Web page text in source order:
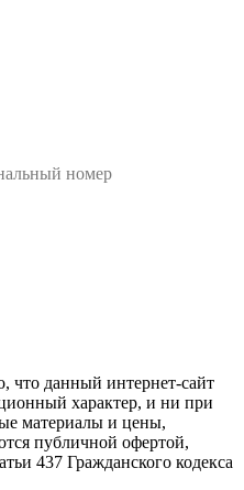
номер
данный интернет-сайт
характер, и ни при
материалы и цены,
публичной офертой,
437 Гражданского кодекса